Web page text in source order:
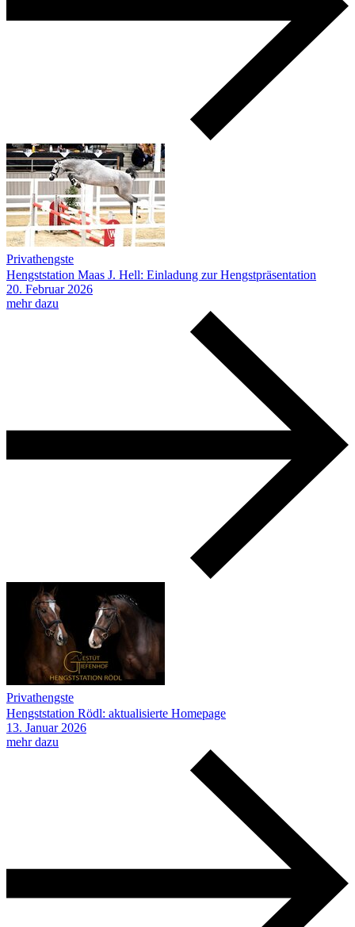
Privathengste
Hengststation Maas J. Hell: Einladung zur Hengstpräsentation
20. Februar 2026
mehr dazu
Privathengste
Hengststation Rödl: aktualisierte Homepage
13. Januar 2026
mehr dazu